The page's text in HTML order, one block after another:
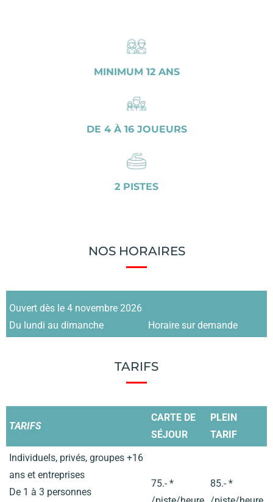
MINIMUM 12 ANS
DE 4 À 16 JOUEURS
2 PISTES
NOS HORAIRES
Ouvert dès le 4 novembre 2026
Du lundi au dimanche
Horaire sur demande
TARIFS
TARIFS
CARTE DE
SÉJOUR
PLEIN
TARIF
Individuels, privés, groupes +16
ans et entreprises
De 1 à 3 personnes
75.- *
85.- *